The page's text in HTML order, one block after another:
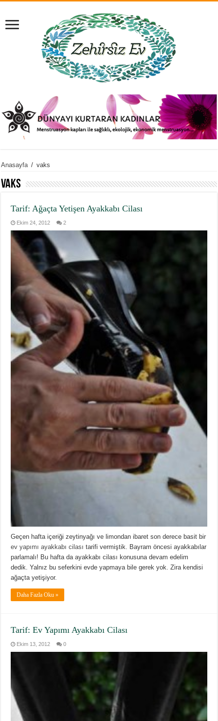
Anasayfa / vaks
vaks
Tarif: Ağaçta Yetişen Ayakkabı Cilası
Ekim 24, 2012 2
Geçen hafta içeriği zeytinyağı ve limondan ibaret son derece basit bir
ev yapımı ayakkabı cilası tarifi vermiştik. Bayram öncesi ayakkabılar
parlamalı! Bu hafta da ayakkabı cilası konusuna devam edelim
dedik. Yalnız bu seferkini evde yapmaya bile gerek yok. Zira kendisi
ağaçta yetişiyor.
Daha Fazla Oku »
Tarif: Ev Yapımı Ayakkabı Cilası
Ekim 13, 2012 0